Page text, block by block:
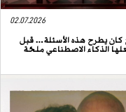
02.07.2026
كان يطرح هذه الأسئلة… قبل
الذكاء الاصطناعي ملحّة